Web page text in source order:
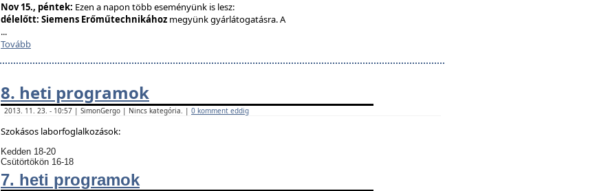
Nov 15., péntek: Ezen a napon több eseményünk is lesz:
délelőtt: Siemens Erőműtechnikához megyünk gyárlátogatásra. A
...
Tovább
8. heti programok
2013. 11. 23. - 10:57 | SimonGergo | Nincs kategória. | 0 komment eddig
Szokásos laborfoglalkozások:
Kedden 18-20
Csütörtökön 16-18
7. heti programok